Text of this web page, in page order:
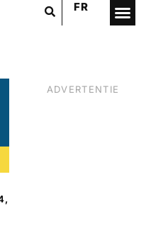
FR
ADVERTENTIE